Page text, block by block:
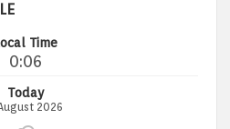
Time
0:06
Today
2026